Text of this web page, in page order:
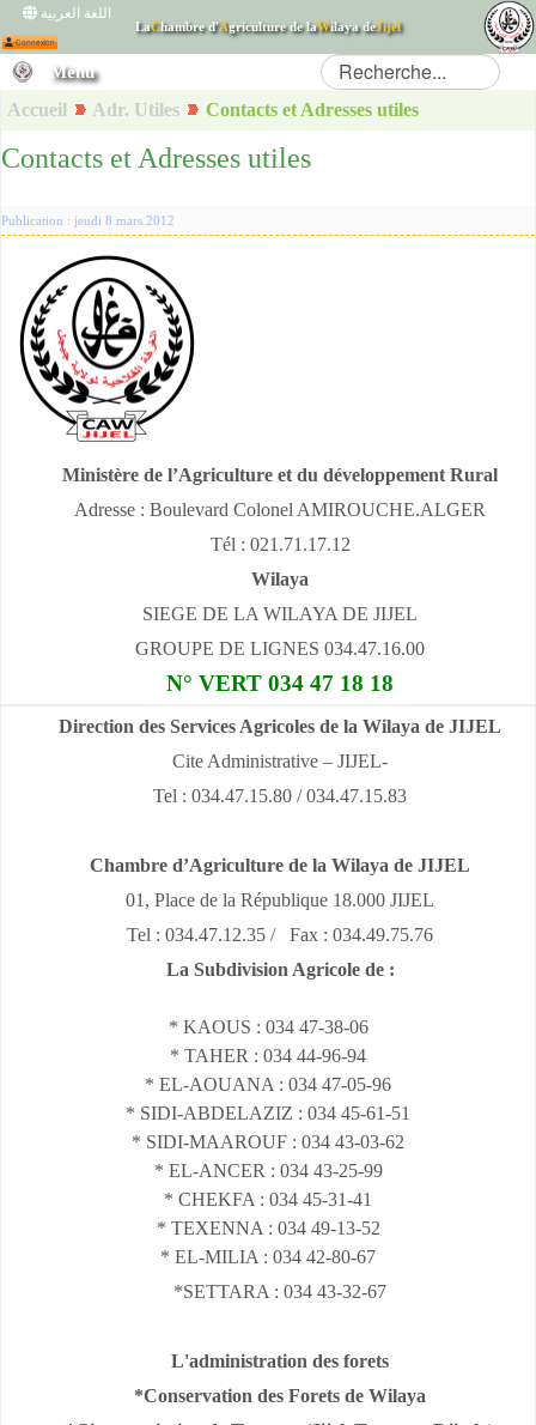
اللغة العربية
LaChambre d'Agriculture de la ilaya deJijel
Connexion
Menu
Accueil Adr. Utiles Contacts et Adresses utiles
Contacts et Adresses utiles
Publication : jeudi 8 mars 2012
Ministère de l’Agriculture et du développement Rural
Adresse : Boulevard Colonel AMIROUCHE.ALGER
Tél : 021.71.17.12
Wilaya
SIEGE DE LA WILAYA DE JIJEL
GROUPE DE LIGNES 034.47.16.00
N° VERT 034 47 18 18
Direction des Services Agricoles de la Wilaya de JIJEL
Cite Administrative – JIJEL-
Tel : 034.47.15.80 / 034.47.15.83
Chambre d’Agriculture de la Wilaya de JIJEL
01, Place de la République 18.000 JIJEL
Tel : 034.47.12.35 / Fax : 034.49.75.76
La Subdivision Agricole de :
* KAOUS : 034 47-38-06
* TAHER : 034 44-96-94
* EL-AOUANA : 034 47-05-96
* SIDI-ABDELAZIZ : 034 45-61-51
* SIDI-MAAROUF : 034 43-03-62
* EL-ANCER : 034 43-25-99
* CHEKFA : 034 45-31-41
* TEXENNA : 034 49-13-52
* EL-MILIA : 034 42-80-67
*SETTARA : 034 43-32-67
L'administration des forets
*Conservation des Forets de Wilaya